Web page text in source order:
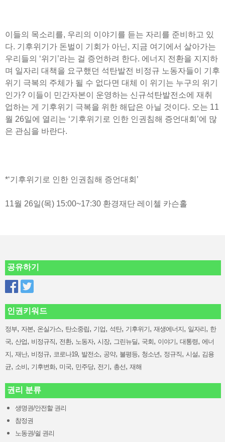
이들의 목소리를, 우리의 이야기를 듣는 자리를 준비하고 있
다. 기후위기가 돈벌이 기회가 아닌, 지금 여기에서 살아가는
우리들의 ‘위기’라는 걸 증언하려 한다. 에너지 전환을 지지하
며 일자리 대책을 요구했던 석탄발전 비정규 노동자들이 기후
위기 극복의 주체가 될 수 없다면 대체 이 위기는 누구의 위기
인가? 이들이 민간자본이 운영하는 신규석탄발전소에 재취
업하는 게 기후위기 극복을 위한 해답은 아닐 것이다. 오는 11
월 26일에 열리는 ‘기후위기로 인한 인권침해 증언대회’에 많
은 관심을 바란다.
*‘기후위기로 인한 인권침해 증언대회’
11월 26일(목) 15:00~17:30 환경재단 레이첼 카슨홀
공유하기
인권키워드
정부, 자본, 온실가스, 탄소중립, 기업, 석탄, 기후위기, 재생에너지, 일자리, 한
국, 산업, 비정규직, 전환, 노동자, 시장, 그린뉴딜, 국회, 이야기, 대통령, 에너
지, 재난, 비정규, 코로나19, 발전소, 공약, 불평등, 청소년, 정규직, 시설, 김용
균, 소비, 기후변화, 미국, 민주당, 전기, 총선, 재해
권리 분류
생명권/안전할 권리
참정권
노동권/쉴 권리